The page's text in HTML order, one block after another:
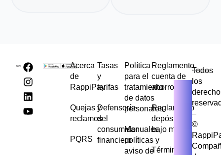
Acerca
de
RappiPay
Quejas y
reclamos
PQRS
Tasas
y
tarifas
Defensoría
del
consumidor
financiero
Política
para el
tratamiento
de datos
personales
Manuales,
políticas y
aviso de
Reglamento
cuenta de
ahorros
Reglamento
depósito de
bajo monto
Términos y
Todos
los
–
©